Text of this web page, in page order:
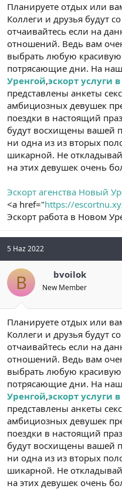
Планируете отдых или
Коллеги и друзья будут
отчаивайтесь если на
отношений. Ведь вам
выбрать любую
потрясающие дни. На
Уренгой,эскорт услуги
представлены анкеты
амбициозных девушек
поездки в настоящий
будут восхищены вашей
ни одна из из вторых
шикарной. Не
на этих девушек очень
Эскорт агенства Новый
<a href="https://
Эскорт работа в Новом
5 Haz 2022
B bvoilok
New Member
Планируете отдых или
Коллеги и друзья будут
отчаивайтесь если на
отношений. Ведь вам
выбрать любую
потрясающие дни. На
Уренгой,эскорт услуги
представлены анкеты
амбициозных девушек
поездки в настоящий
будут восхищены вашей
ни одна из из вторых
шикарной. Не
на этих девушек очень